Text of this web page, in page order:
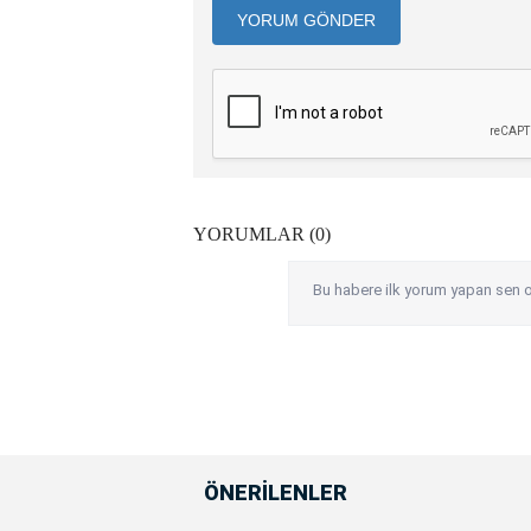
YORUM GÖNDER
YORUMLAR (0)
Bu habere ilk yorum yapan sen
ÖNERİLENLER